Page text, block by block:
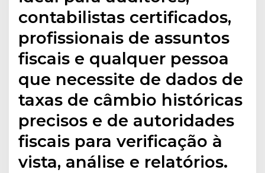
contabilistas certificados,
profissionais de assuntos
fiscais e qualquer pessoa
que necessite de dados de
taxas de câmbio históricas
precisos e de autoridades
fiscais para verificação à
vista, análise e relatórios.